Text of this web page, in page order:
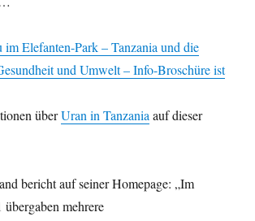
im Elefanten-Park – Tanzania und die
und Umwelt – Info-Broschüre ist
überUran in Tanzaniaauf dieser
bericht auf seiner Homepage: „Im
übergaben mehrere